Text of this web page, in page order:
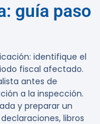
guía paso
identifique el
fiscal afectado.
antes de
a la inspección.
y preparar un
libros